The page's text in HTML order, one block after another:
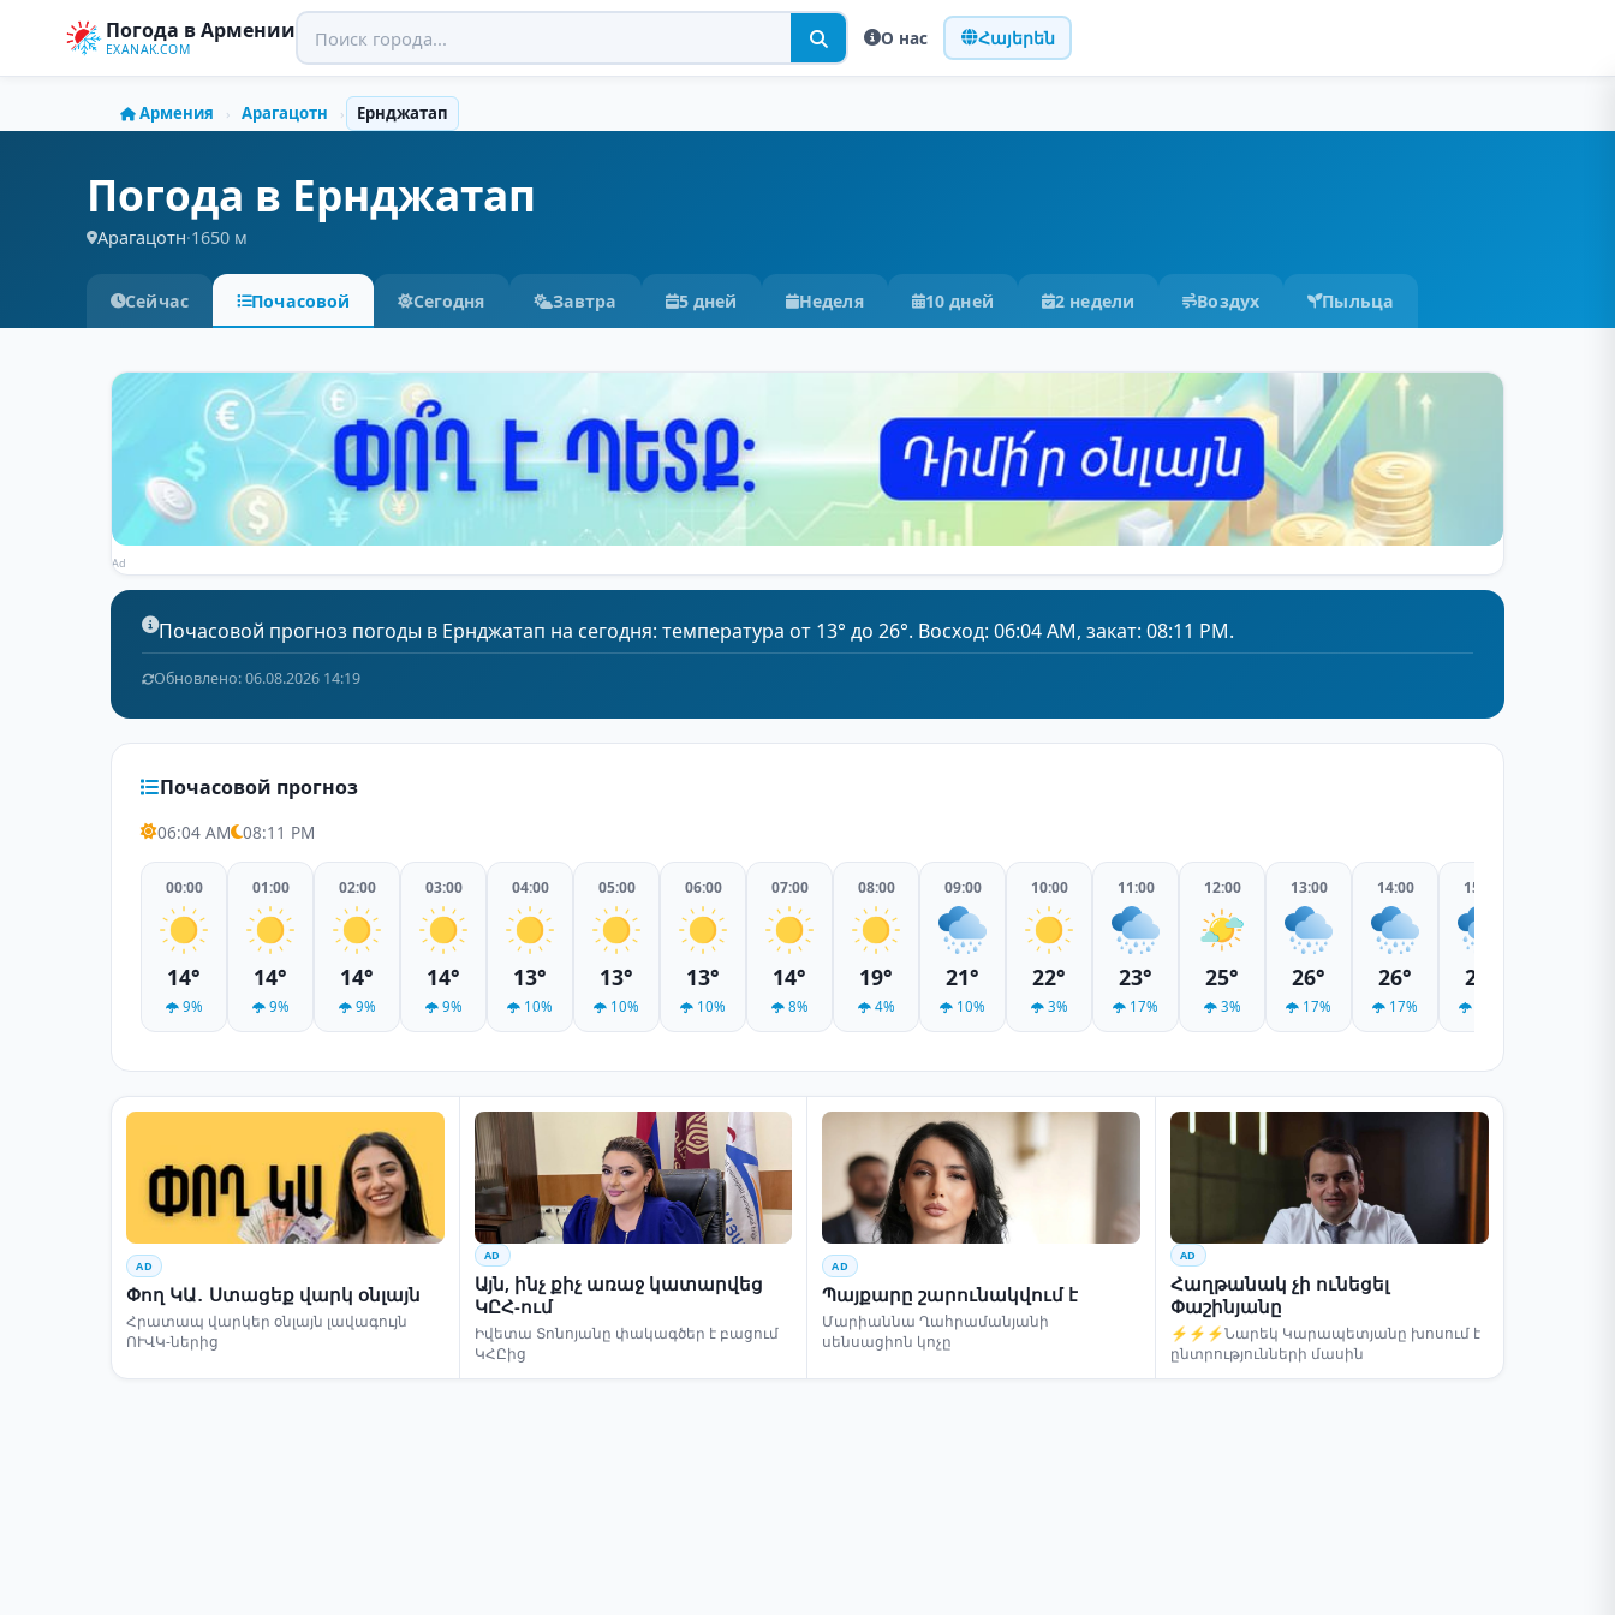
Погода в Армении
EXANAK.COM
О нас Հայերեն
Армения › Арагацотн › Ернджатап
Погода в Ернджатап
Арагацотн·1650 м
Сейчас Почасовой Сегодня Завтра 5 дней Неделя 10 дней 2 недели Воздух Пыльца
Ad
Почасовой прогноз погоды в Ернджатап на сегодня: температура от 13° до 26°. Восход: 06:04 AM, закат: 08:11 PM.
Обновлено: 06.08.2026 14:19
Почасовой прогноз
06:04 AM 08:11 PM
00:00
14°
9%
01:00
14°
9%
02:00
14°
9%
03:00
14°
9%
04:00
13°
10%
05:00
13°
10%
06:00
13°
10%
07:00
14°
8%
08:00
19°
4%
09:00
21°
10%
10:00
22°
3%
11:00
23°
17%
12:00
25°
3%
13:00
26°
17%
14:00
26°
17%
15:00
26°
AD
Փող ԿԱ․ Ստացեք վարկ օնլայն
Հրատապ վարկեր օնլայն լավագույն
ՈՒՎԿ-ներից
AD
Այն, ինչ քիչ առաջ կատարվեց
ԿԸՀ-ում
Իվետա Տոնոյանը փակագծեր է բացում
ԿՀԸից
AD
Պայքարը շարունակվում է
Մարիաննա Ղահրամանյանի
սենսացիոն կոչը
AD
Հաղթանակ չի ունեցել
Փաշինյանը
⚡⚡⚡Նարեկ Կարապետյանը խոսում է
ընտրությունների մասին